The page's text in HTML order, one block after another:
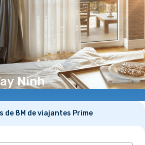
Ninh
de 8M de viajantes Prime